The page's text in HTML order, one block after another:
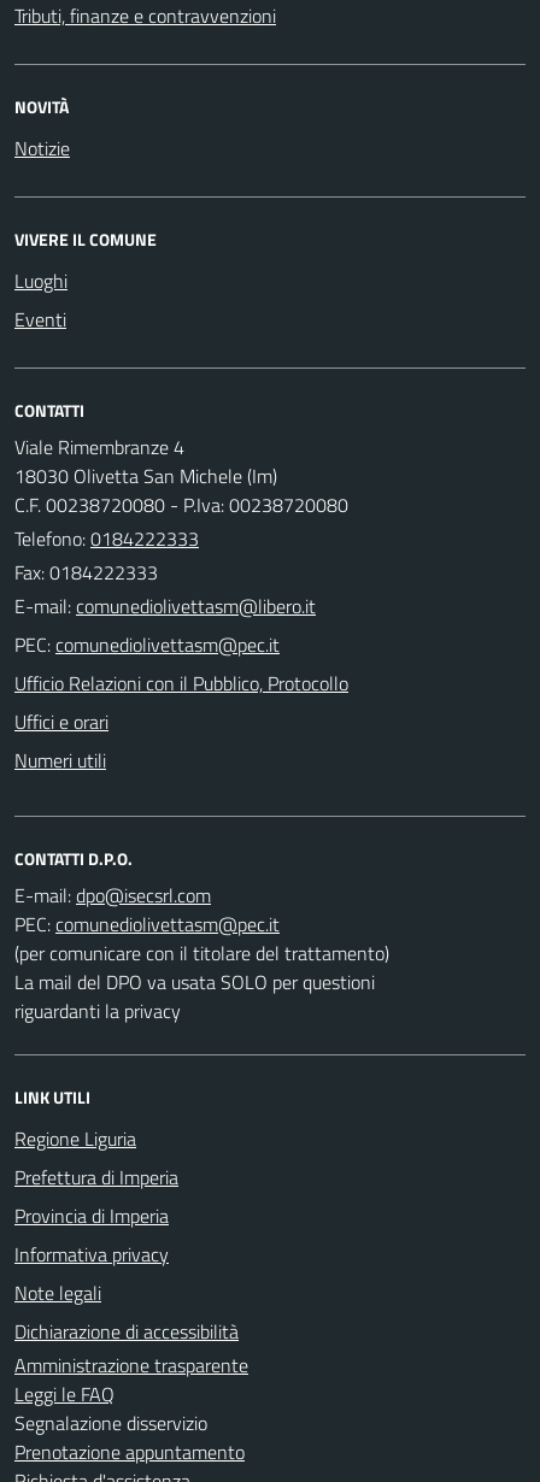
Tributi, finanze e contravvenzioni
NOVITÀ
Notizie
VIVERE IL COMUNE
Luoghi
Eventi
CONTATTI
Viale Rimembranze 4
18030 Olivetta San Michele (Im)
C.F. 00238720080 - P.Iva: 00238720080
Telefono:0184222333
Fax: 0184222333
E-mail:
PEC:
Ufficio Relazioni con il Pubblico, Protocollo
Uffici e orari
Numeri utili
CONTATTI D.P.O.
E-mail:
PEC:
(per comunicare con il titolare del trattamento)
La mail del DPO va usata SOLO per questioni
riguardanti la privacy
LINK UTILI
Regione Liguria
Prefettura di Imperia
Provincia di Imperia
Informativa privacy
Note legali
Dichiarazione di accessibilità
Amministrazione trasparente
Leggi le FAQ
Segnalazione disservizio
Prenotazione appuntamento